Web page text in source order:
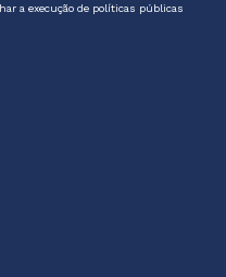
a execução de políticas públicas